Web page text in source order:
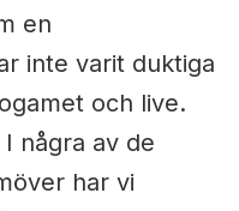
en
inte varit duktiga
och live.
några av de
har vi